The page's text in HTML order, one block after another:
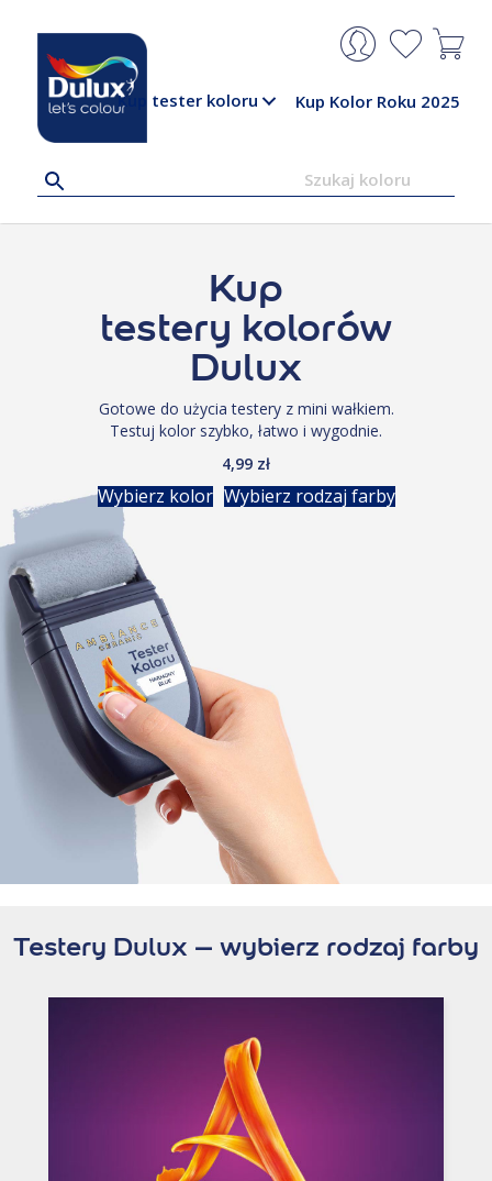
Kup tester koloru Kup Kolor Roku 2025
Kup
testery kolorów
Dulux
Gotowe do użycia testery z mini wałkiem.
Testuj kolor szybko, łatwo i wygodnie.
4,99 zł
Wybierz kolor Wybierz rodzaj farby
Testery Dulux – wybierz rodzaj farby